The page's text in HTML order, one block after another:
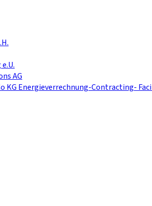
AG
KG Energieverrechnung-Contracting-